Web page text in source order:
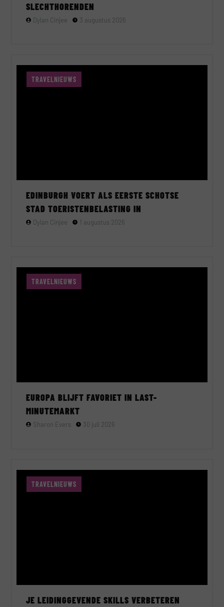
SLECHTHORENDEN
Dylan Cinjee 3 augustus 2026
TRAVELNIEUWS
EDINBURGH VOERT ALS EERSTE SCHOTSE
STAD TOERISTENBELASTING IN
Dylan Cinjee 1 augustus 2026
TRAVELNIEUWS
EUROPA BLIJFT FAVORIET IN LAST-
MINUTEMARKT
Sharon Evers 30 juli 2026
TRAVELNIEUWS
JE LEIDINGGEVENDE SKILLS VERBETEREN